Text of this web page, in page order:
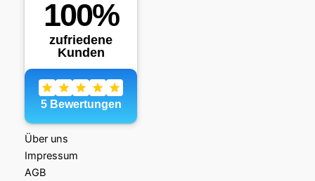
Über uns
Impressum
AGB